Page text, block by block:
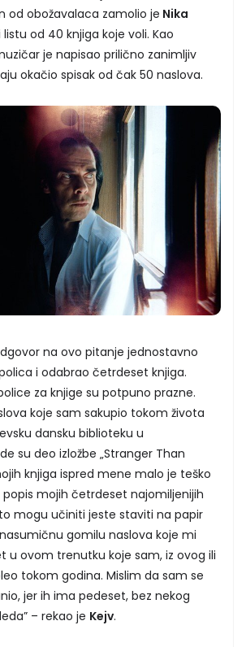
od obožavalaca zamolio je Nika
od 40 knjiga koje voli. Kao
je napisao prilično zanimljiv
okačio spisak od čak 50 naslova.
na ovo pitanje jednostavno
i odabrao četrdeset knjiga.
za knjige su potpuno prazne.
koje sam sakupio tokom života
dansku biblioteku u
su deo izložbe „Stranger Than
knjiga ispred mene malo je teško
popis mojih četrdeset najomiljenijih
mogu učiniti jeste staviti na papir
gomilu naslova koje mi
u ovom trenutku koje sam, iz ovog ili
tokom godina. Mislim da sam se
jer ih ima pedeset, bez nekog
– rekao je Kejv.